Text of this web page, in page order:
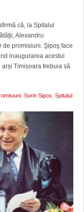
că, la Spitalul
Alexandru
de promisiuni. Şipoş face
inaugurarea acestui
Timișoara trebuia să
Sorin Sipos Spitalul